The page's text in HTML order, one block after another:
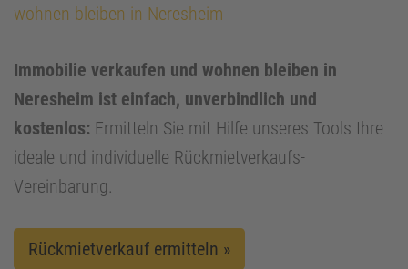
wohnen bleiben in Neresheim
Immobilie verkaufen und wohnen bleiben in
Neresheim ist einfach, unverbindlich und
kostenlos: Ermitteln Sie mit Hilfe unseres Tools Ihre
ideale und individuelle Rückmietverkaufs-
Vereinbarung.
Rückmietverkauf ermitteln »